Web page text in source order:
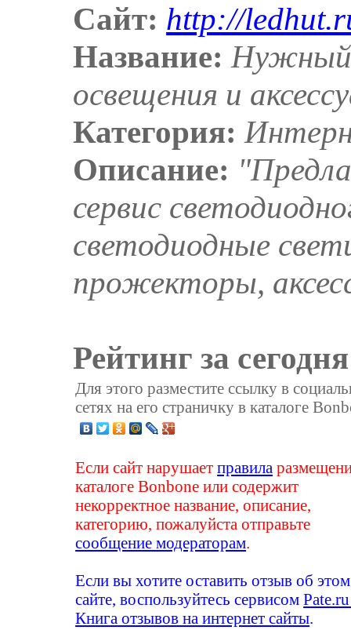
Сайт: http://
Название: Нужный
освещения и
Категория:
Описание:
сервис
светодиодные
прожекторы,
Рейтинг за
Для этого разместите ссылку в
сетях на его страничку в каталоге
Если сайт нарушаетправила
каталоге Bonbone или содержит
некорректное название, описание,
категорию, пожалуйста отправьте
сообщение модераторам
Если вы хотите оставить отзыв об этом
сайте, воспользуйтесь сервисом
Книга отзывов на интернет сайты